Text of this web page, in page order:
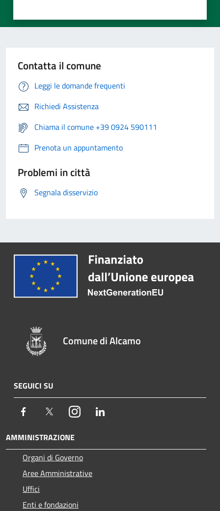
Contatta il comune
Leggi le domande frequenti
Richiedi Assistenza
Chiama il comune +39 0924 590111
Prenota un appuntamento
Problemi in città
Segnala disservizio
Comune di Alcamo
SEGUICI SU
Facebook TwitterInstagram
AMMINISTRAZIONE
Organi di Governo
Aree Amministrative
Uffici
Enti e fondazioni